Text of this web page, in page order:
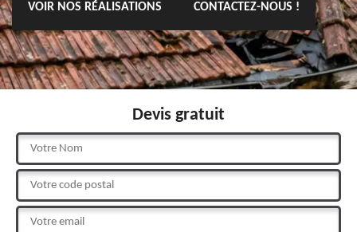
VOIR NOS RÉALISATIONS CONTACTEZ-NOUS !
Devis gratuit